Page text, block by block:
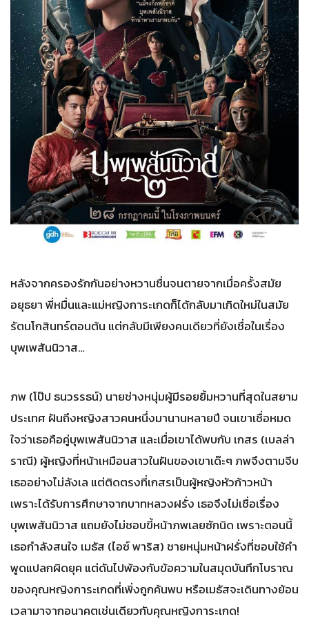
หลังจากครองรักกันอย่างหวานชื่นจนตายจากเมื่อครั้งสมัย
อยุธยา พี่หมื่นและแม่หญิงการะเกดก็ได้กลับมาเกิดใหม่ในสมัย
รัตนโกสินทร์ตอนต้น แต่กลับมีเพียงคนเดียวที่ยังเชื่อในเรื่อง
บุพเพสันนิวาส…
ภพ (โป๊ป ธนวรรธน์) นายช่างหนุ่มผู้มีรอยยิ้มหวานที่สุดในสยาม
ประเทศ ฝันถึงหญิงสาวคนหนึ่งมานานหลายปี จนเขาเชื่อหมด
ใจว่าเธอคือคู่บุพเพสันนิวาส และเมื่อเขาได้พบกับ เกสร (เบลล่า
ราณี) ผู้หญิงที่หน้าเหมือนสาวในฝันของเขาเด๊ะๆ ภพจึงตามจีบ
เธออย่างไม่ลังเล แต่ติดตรงที่เกสรเป็นผู้หญิงหัวก้าวหน้า
เพราะได้รับการศึกษาจากบาทหลวงฝรั่ง เธอจึงไม่เชื่อเรื่อง
บุพเพสันนิวาส แถมยังไม่ชอบขี้หน้าภพเลยซักนิด เพราะตอนนี้
เธอกำลังสนใจ เมธัส (ไอซ์ พาริส) ชายหนุ่มหน้าฝรั่งที่ชอบใช้คำ
พูดแปลกผิดยุค แต่ดันไปพ้องกับข้อความในสมุดบันทึกโบราณ
ของคุณหญิงการะเกดที่เพิ่งถูกค้นพบ หรือเมธัสจะเดินทางย้อน
เวลามาจากอนาคตเช่นเดียวกับคุณหญิงการะเกด!